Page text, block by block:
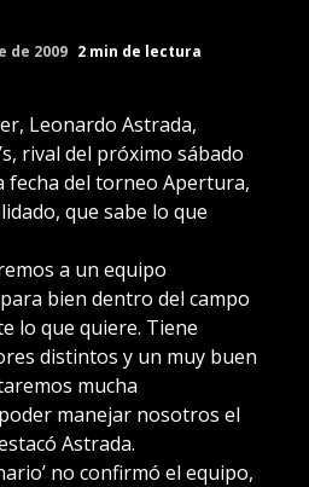
de 2009 2 min de lectura
Leonardo Astrada,
rival del próximo sábado
fecha del torneo Apertura,
que sabe lo que
a un equipo
bien dentro del campo
lo que quiere. Tiene
distintos y un muy buen
mucha
manejar nosotros el
Astrada.
no confirmó el equipo,